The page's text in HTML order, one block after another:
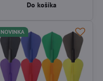
Do košíka
NOVINKA